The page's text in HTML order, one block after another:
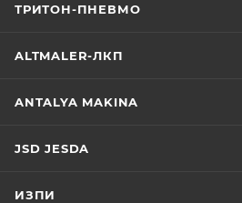
ТРИТОН-ПНЕВМО
ALTMALER-ЛКП
ANTALYA MAKINA
JSD JESDA
ИЗПИ